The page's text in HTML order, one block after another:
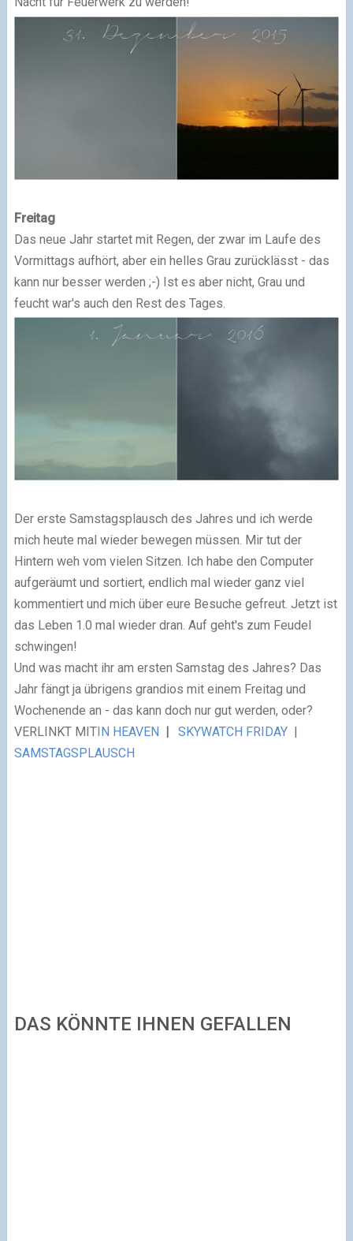
Freitag
Das neue Jahr startet mit Regen, der zwar im Laufe des
Vormittags aufhört, aber ein helles Grau zurücklässt - das
kann nur besser werden ;-) Ist es aber nicht, Grau und
feucht war's auch den Rest des Tages.
Der erste Samstagsplausch des Jahres und ich werde
mich heute mal wieder bewegen müssen. Mir tut der
Hintern weh vom vielen Sitzen. Ich habe den Computer
aufgeräumt und sortiert, endlich mal wieder ganz viel
kommentiert und mich über eure Besuche gefreut. Jetzt ist
das Leben 1.0 mal wieder dran. Auf geht's zum Feudel
schwingen!
Und was macht ihr am ersten Samstag des Jahres? Das
Jahr fängt ja übrigens grandios mit einem Freitag und
Wochenende an - das kann doch nur gut werden, oder?
VERLINKT MITIN HEAVEN SKYWATCH FRIDAY|
SAMSTAGSPLAUSCH
DAS KÖNNTE IHNEN GEFALLEN